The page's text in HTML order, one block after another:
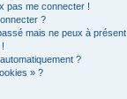
pas me connecter !
?
mais ne peux à
?
» ?